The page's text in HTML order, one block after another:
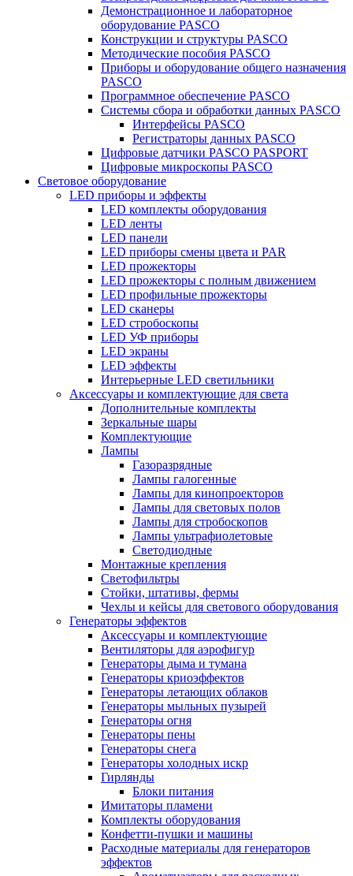
Демонстрационное и лабораторное
оборудование PASCO
Конструкции и структуры PASCO
Методические пособия PASCO
Приборы и оборудование общего назначения
PASCO
Программное обеспечение PASCO
Системы сбора и обработки данных PASCO
Интерфейсы PASCO
Регистраторы данных PASCO
Цифровые датчики PASCO PASPORT
Цифровые микроскопы PASCO
Световое оборудование
LED приборы и эффекты
LED комплекты оборудования
LED ленты
LED панели
LED приборы смены цвета и PAR
LED прожекторы
LED прожекторы с полным движением
LED профильные прожекторы
LED сканеры
LED стробоскопы
LED УФ приборы
LED экраны
LED эффекты
Интерьерные LED светильники
Аксессуары и комплектующие для света
Дополнительные комплекты
Зеркальные шары
Комплектующие
Лампы
Газоразрядные
Лампы галогенные
Лампы для кинопроекторов
Лампы для световых полов
Лампы для стробоскопов
Лампы ультрафиолетовые
Светодиодные
Монтажные крепления
Светофильтры
Стойки, штативы, фермы
Чехлы и кейсы для светового оборудования
Генераторы эффектов
Аксессуары и комплектующие
Вентиляторы для аэрофигур
Генераторы дыма и тумана
Генераторы криоэффектов
Генераторы летающих облаков
Генераторы мыльных пузырей
Генераторы огня
Генераторы пены
Генераторы снега
Генераторы холодных искр
Гирлянды
Блоки питания
Имитаторы пламени
Комплекты оборудования
Конфетти-пушки и машины
Расходные материалы для генераторов
эффектов